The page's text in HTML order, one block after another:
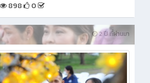
898 0
2 ปี ที่ผ่านมา